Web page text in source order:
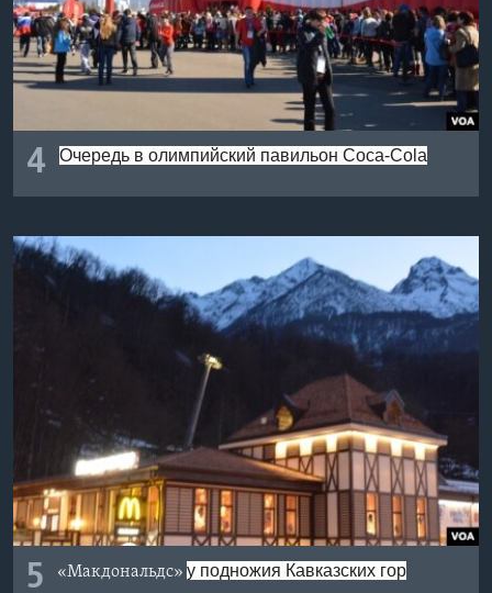
4 Очередь в олимпийский павильон Coca-Cola
5 «Макдональдс» у подножия Кавказских гор